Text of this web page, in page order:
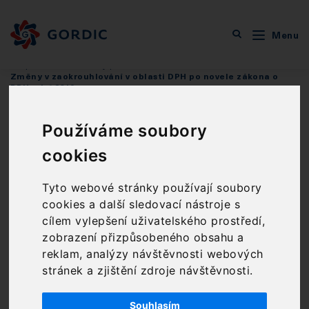
Používáme soubory
cookies
Tyto webové stránky používají soubory
cookies a další sledovací nástroje s
cílem vylepšení uživatelského prostředí,
zobrazení přizpůsobeného obsahu a
reklam, analýzy návštěvnosti webových
stránek a zjištění zdroje návštěvnosti.
Souhlasím
Menu
Změny v zaokrouhlování v oblasti DPH po novele zákona o
DPH z 1.4.2019
Změny v zaokrouhlování v
oblasti DPH po novele zákona o
DPH z 1.4.2019
Zdeněk Tišl, Ing. 25. 9. 2019
V souvislosti s novelou zákona o dani z přidané
hodnoty č. 80/2019 Sb. došlo i k úpravám v